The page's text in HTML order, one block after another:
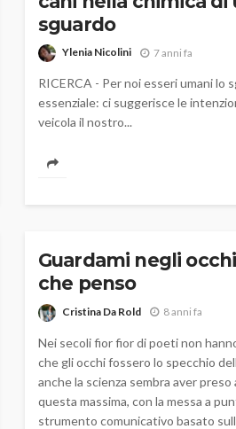
sguardo
Ylenia Nicolini 7 anni fa
RICERCA - Per noi esseri umani lo
essenziale: ci suggerisce le
veicola il nostro...
Guardami negli
che penso
Cristina Da Rold 8 anni fa
Nei secoli fior fior di poeti non
che gli occhi fossero lo specchio
anche la scienza sembra aver
questa massima, con la messa a
strumento comunicativo basato